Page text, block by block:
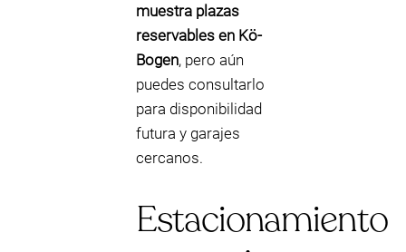
muestra plazas
reservables en Kö-
Bogen, pero aún
puedes consultarlo
para disponibilidad
futura y garajes
cercanos.
Estacionamiento